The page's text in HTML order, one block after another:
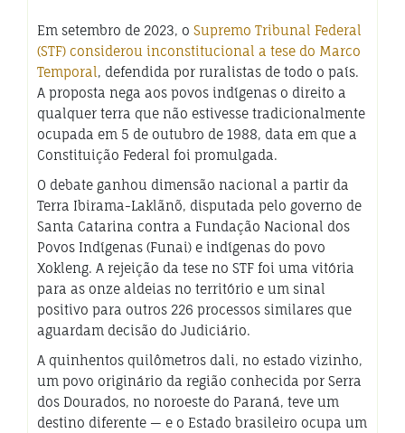
Em setembro de 2023, o Supremo Tribunal Federal
(STF) considerou inconstitucional a tese do Marco
Temporal, defendida por ruralistas de todo o país.
A proposta nega aos povos indígenas o direito a
qualquer terra que não estivesse tradicionalmente
ocupada em 5 de outubro de 1988, data em que a
Constituição Federal foi promulgada.
O debate ganhou dimensão nacional a partir da
Terra Ibirama-Laklãnõ, disputada pelo governo de
Santa Catarina contra a Fundação Nacional dos
Povos Indígenas (Funai) e indígenas do povo
Xokleng. A rejeição da tese no STF foi uma vitória
para as onze aldeias no território e um sinal
positivo para outros 226 processos similares que
aguardam decisão do Judiciário.
A quinhentos quilômetros dali, no estado vizinho,
um povo originário da região conhecida por Serra
dos Dourados, no noroeste do Paraná, teve um
destino diferente — e o Estado brasileiro ocupa um